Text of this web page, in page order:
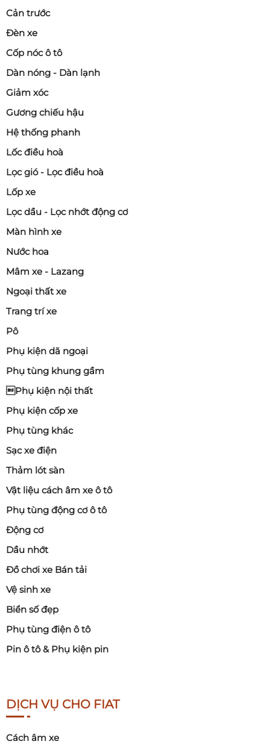
Cản trước
Đèn xe
Cốp nóc ô tô
Dàn nóng - Dàn lạnh
Giảm xóc
Gương chiếu hậu
Hệ thống phanh
Lốc điều hoà
Lọc gió - Lọc điều hoà
Lốp xe
Lọc dầu - Lọc nhớt động cơ
Màn hình xe
Nước hoa
Mâm xe - Lazang
Ngoại thất xe
Trang trí xe
Pô
Phụ kiện dã ngoại
Phụ tùng khung gầm
Phụ kiện nội thất
Phụ kiện cốp xe
Phụ tùng khác
Sạc xe điện
Thảm lót sàn
Vật liệu cách âm xe ô tô
Phụ tùng động cơ ô tô
Động cơ
Dầu nhớt
Đồ chơi xe Bán tải
Vệ sinh xe
Biển số đẹp
Phụ tùng điện ô tô
Pin ô tô & Phụ kiện pin
DỊCH VỤ CHO FIAT
Cách âm xe